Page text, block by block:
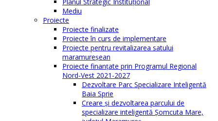
Mediu
Proiecte
Proiecte finalizate
Proiecte în curs de implementare
Proiecte pentru revitalizarea satului
maramureşean
Proiecte finanțate prin Programul Regional
Nord-Vest 2021-2027
Dezvoltare Parc Specializare Inteligentă
Baia Sprie
Creare și dezvoltarea parcului de
specializare inteligentă Șomcuta Mare,